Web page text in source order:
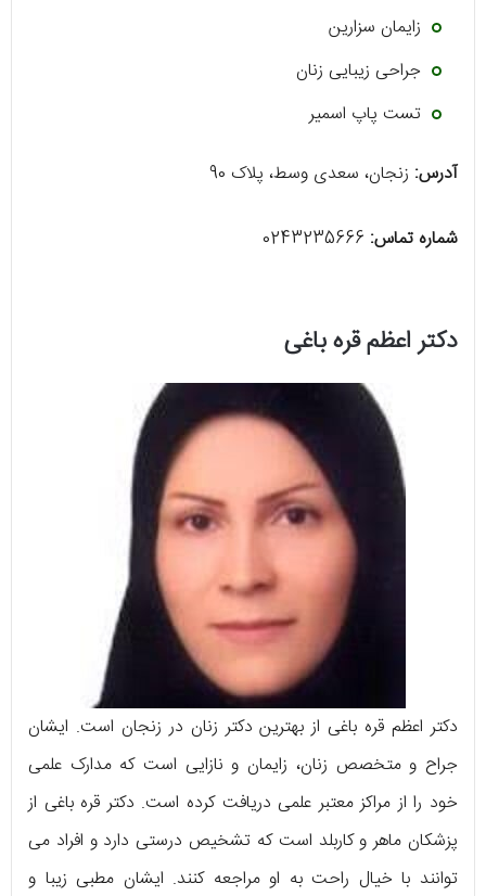
زایمان سزارین
جراحی زیبایی زنان
تست پاپ اسمیر
آدرس: زنجان، سعدی وسط، پلاک 90
شماره تماس:
دکتر اعظم قره باغی
دکتر اعظم قره باغی از بهترین دکتر زنان در زنجان است. ایشان
جراح و متخصص زنان، زایمان و نازایی است که مدارک علمی
خود را از مراکز معتبر علمی دریافت کرده است. دکتر قره باغی از
پزشکان ماهر و کاربلد است که تشخیص درستی دارد و افراد می
توانند با خیال راحت به او مراجعه کنند. ایشان مطبی زیبا و